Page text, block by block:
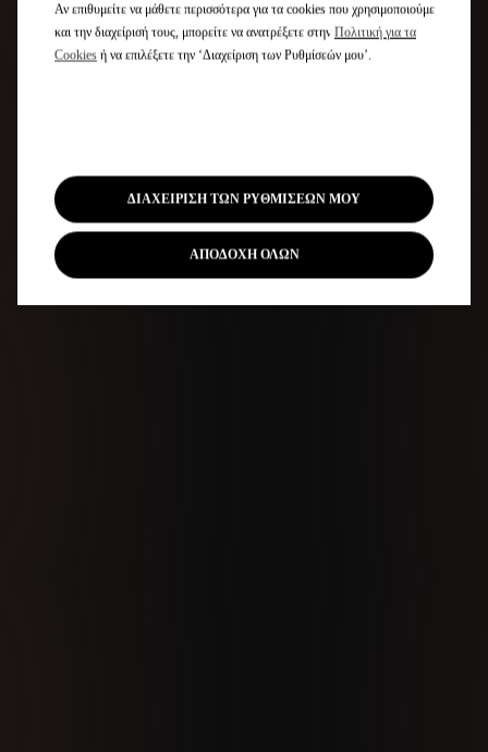
Αν επιθυμείτε να μάθετε περισσότερα για τα cookies που χρησιμοποιούμε
και την διαχείρισή τους, μπορείτε να ανατρέξετε στην Πολιτική για τα
Cookies ή να επιλέξετε την ‘Διαχείριση των Ρυθμίσεών μου’.
ΔΙΑΧΕΙΡΙΣΗ ΤΩΝ ΡΥΘΜΙΣΕΩΝ ΜΟΥ
ΑΠΟΔΟΧΗ ΟΛΩΝ